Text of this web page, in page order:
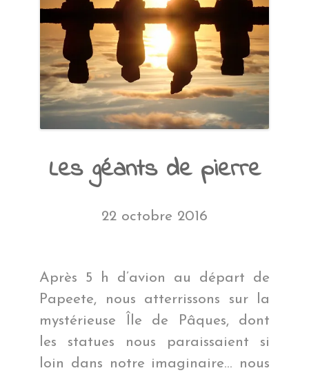
Les géants de pierre
22 octobre 2016
Après 5 h d’avion au départ de
Papeete, nous atterrissons sur la
mystérieuse Île de Pâques, dont
les statues nous paraissaient si
loin dans notre imaginaire… nous